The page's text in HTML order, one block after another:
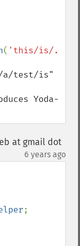
( 'this/is/../
a/test/is"
Yoda-
at gmail dot
6 years ago
;